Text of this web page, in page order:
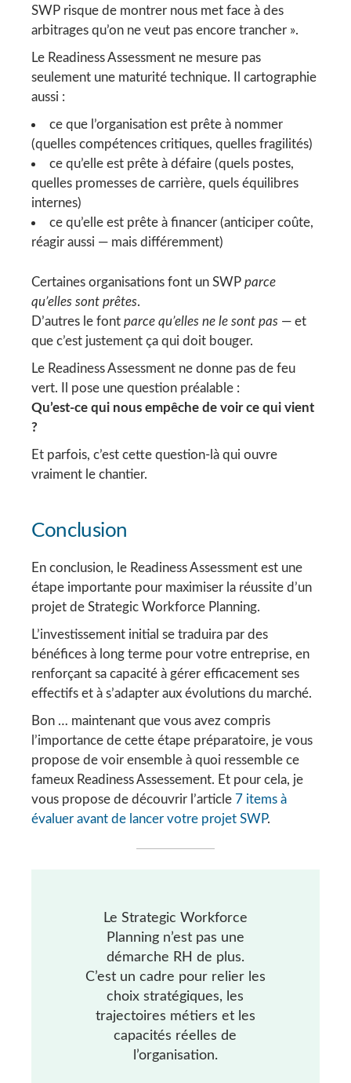
SWP risque de montrer nous met face à des
arbitrages qu’on ne veut pas encore trancher ».
Le Readiness Assessment ne mesure pas
seulement une maturité technique. Il cartographie
aussi :
ce que l’organisation est prête à nommer
(quelles compétences critiques, quelles fragilités)
ce qu’elle est prête à défaire (quels postes,
quelles promesses de carrière, quels équilibres
internes)
ce qu’elle est prête à financer (anticiper coûte,
réagir aussi — mais différemment)
Certaines organisations font un SWPparce
qu’elles sont prêtes.
D’autres le fontparce qu’elles ne le sont pas — et
que c’est justement ça qui doit bouger.
Le Readiness Assessment ne donne pas de feu
vert. Il pose une question préalable :
Qu’est-ce qui nous empêche de voir ce qui vient
?
Et parfois, c’est cette question-là qui ouvre
vraiment le chantier.
Conclusion
En conclusion, le Readiness Assessment est une
étape importante pour maximiser la réussite d’un
projet de Strategic Workforce Planning.
L’investissement initial se traduira par des
bénéfices à long terme pour votre entreprise, en
renforçant sa capacité à gérer efficacement ses
effectifs et à s’adapter aux évolutions du marché.
Bon … maintenant que vous avez compris
l’importance de cette étape préparatoire, je vous
propose de voir ensemble à quoi ressemble ce
fameux Readiness Assessement. Et pour cela, je
vous propose de découvrir l’article 7 items à
évaluer avant de lancer votre projet SWP.
Le Strategic Workforce
Planning n’est pas une
démarche RH de plus.
C’est un cadre pour relier les
choix stratégiques, les
trajectoires métiers et les
capacités réelles de
l’organisation.